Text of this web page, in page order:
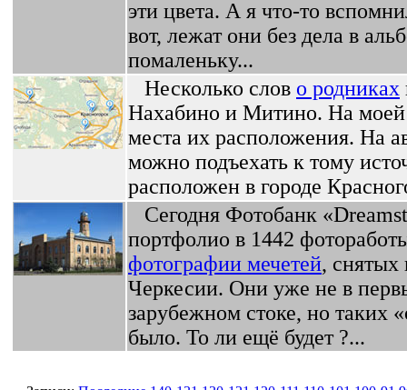
эти цвета. А я что-то
вот, лежат они без дела в
помаленьку...
Несколько слов о родниках
Нахабино и Митино. На моей
места их расположения. На
можно подъехать к тому
расположен в городе
Сегодня Фотобанк
портфолио в 1442
фотографии мечетей, снятых
Черкесии. Они уже не в
зарубежном стоке, но таких
было. То ли ещё будет ?...